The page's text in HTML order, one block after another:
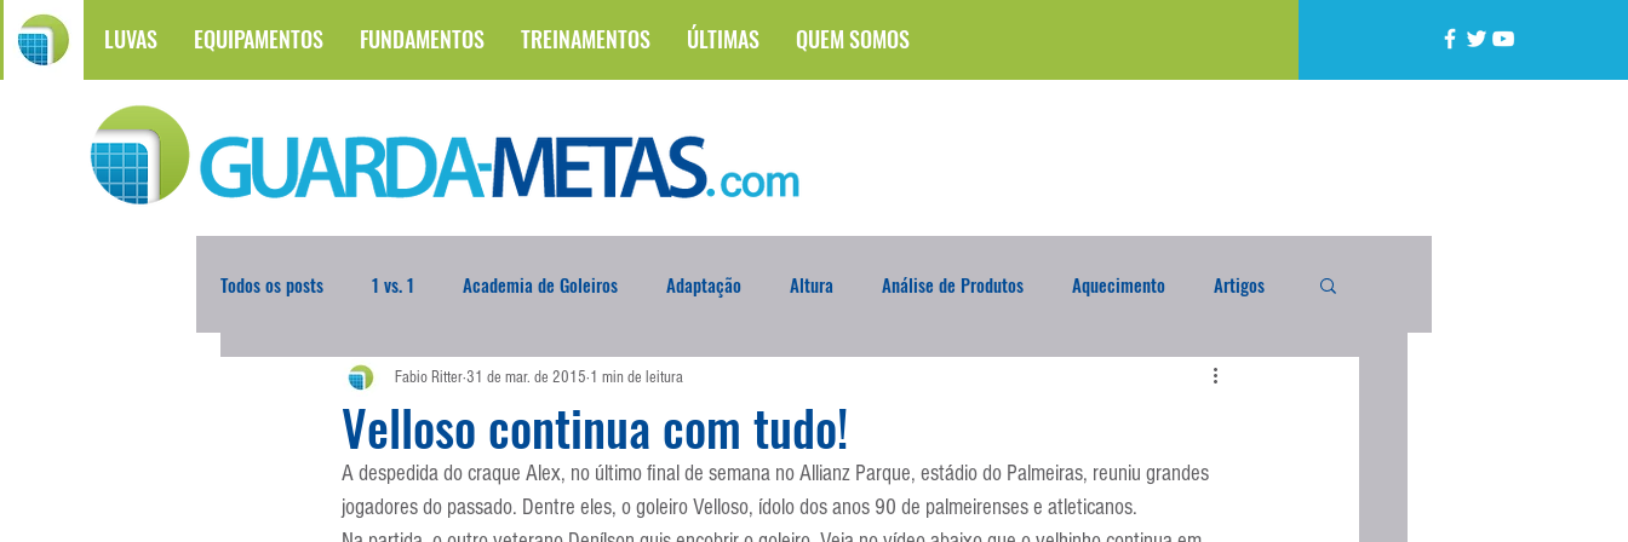
LUVAS EQUIPAMENTOS FUNDAMENTOS TREINAMENTOS ÚLTIMAS QUEM SOMOS
Todos os posts 1 vs. 1 Academia de Goleiros Adaptação Altura Análise de Produtos Aquecimento Artigos
Atualidades Blogoleiro da Semana Brasileirão Compra Exterior
Comunicação Copa do Mundo Curso Defesa da Semana Deslocamento DVD Encaixada Enquete
Velloso continua com tudo!
Fabio Ritter31 de mar. de 2015 1 min de leitura
A despedida do craque Alex, no último final de semana no Allianz Parque, estádio do Palmeiras, reuniu grandes
jogadores do passado. Dentre eles, o goleiro Velloso, ídolo dos anos 90 de palmeirenses e atleticanos.